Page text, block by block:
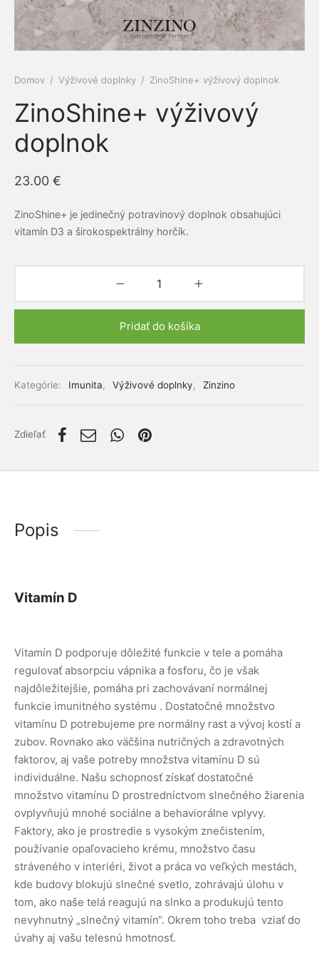
Domov / Výživové doplnky / ZinoShine+ výživový doplnok
ZinoShine+ výživový
doplnok
23.00 €
ZinoShine+ je jedinečný potravinový doplnok obsahujúci
vitamín D3 a širokospektrálny horčík.
Pridať do košíka
Kategórie: Imunita, Výživové doplnky, Zinzino
Zdieľať
Popis
Vitamín D
Vitamín D podporuje dôležité funkcie v tele a pomáha
regulovať absorpciu vápnika a fosforu, čo je však
najdôležitejšie, pomáha pri zachovávaní normálnej
funkcie imunitného systému . Dostatočné množstvo
vitamínu D potrebujeme pre normálny rast a vývoj kostí a
zubov. Rovnako ako väčšina nutričných a zdravotných
faktorov, aj vaše potreby množstva vitamínu D sú
individuálne. Našu schopnosť získať dostatočné
množstvo vitamínu D prostredníctvom slnečného žiarenia
ovplyvňujú mnohé sociálne a behaviorálne vplyvy.
Faktory, ako je prostredie s vysokým znečistením,
používanie opaľovacieho krému, množstvo času
stráveného v interiéri, život a práca vo veľkých mestách,
kde budovy blokujú slnečné svetlo, zohrávajú úlohu v
tom, ako naše telá reagujú na slnko a produkujú tento
nevyhnutný „slnečný vitamín“. Okrem toho treba vziať do
úvahy aj vašu telesnú hmotnosť.
a cievy
a prebiotiká
metabolizmu cukrov
pre zvieratá
kozmetika
kamene